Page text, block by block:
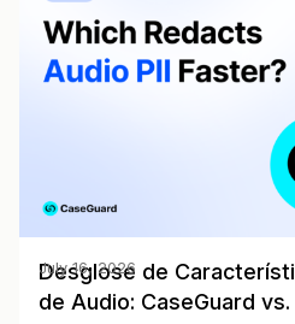
Desglose de
de Audio: CaseGuard
July 16, 2026